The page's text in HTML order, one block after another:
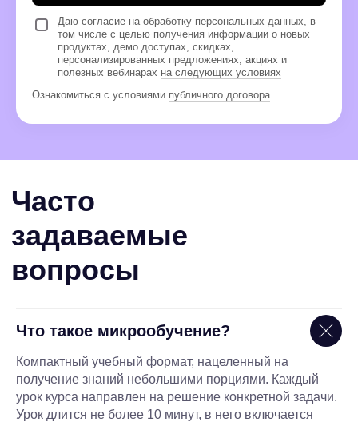
Даю согласие на обработку персональных данных, в
том числе с целью получения информации о новых
продуктах, демо доступах, скидках,
персонализированных предложениях, акциях и
полезных вебинарах на следующих условиях
Ознакомиться с условиями публичного договора
Что такое микрообучение?
Компактный учебный формат, нацеленный на
получение знаний небольшими порциями. Каждый
урок курса направлен на решение конкретной задачи.
Урок длится не более 10 минут, в него включается